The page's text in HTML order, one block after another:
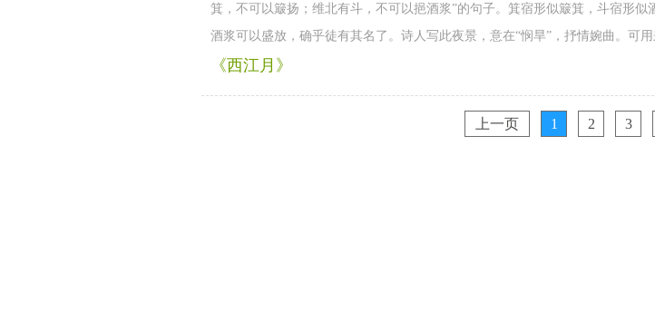
箕，不可以簸扬；维北有斗，不可以挹酒浆”的句子。箕宿形似簸箕，斗宿形
酒浆可以盛放，确乎徒有其名了。诗人写此夜景，意在“悯旱”，抒情婉曲。可
《西江月》
上一页 1 2 3